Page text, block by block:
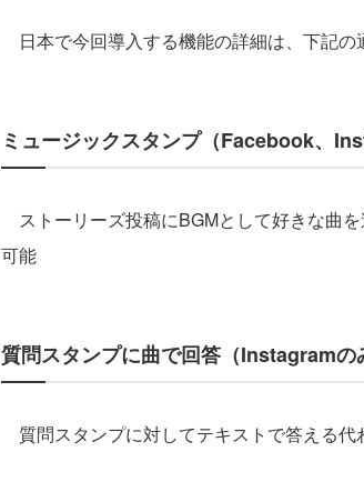
日本で今回導入する機能の詳細は、下記の
ミュージックスタンプ（Facebook、
ストーリーズ投稿にBGMとして好きな曲
可能
質問スタンプに曲で回答（Instagramの
質問スタンプに対してテキストで答える代